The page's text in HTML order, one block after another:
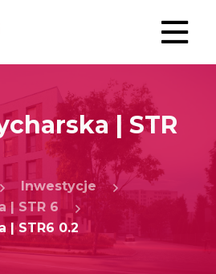
| STR
Inwestycje
| STR 6
| STR6 0.2